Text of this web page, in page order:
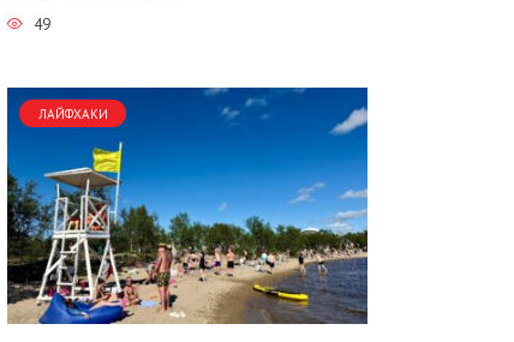
49
ЛАЙФХАКИ